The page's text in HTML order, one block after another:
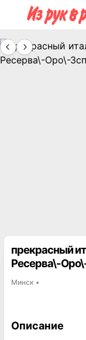
прекрасный
Ресерва\-
Минск ▪
Описание